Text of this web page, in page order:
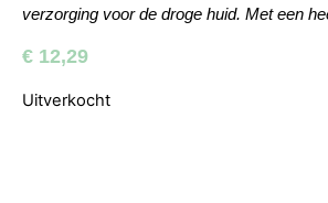
verzorging voor de droge huid. Met een
€ 12,29
Uitverkocht